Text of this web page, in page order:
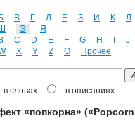
Б В Г Д Е З И К
Л
Ш Э
Я
B C D E F G H
J
X Y Z О Прочее
в словах - в описаниях
«попкорна»